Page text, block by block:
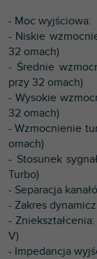
- Moc wyjściowa:
- Niskie
32 omach)
- Średnie
przy 32 omach)
- Wysokie
32 omach)
- Wzmocnienie
omach)
- Stosunek
Turbo)
- Separacja
- Zakres
-
V)
- Impedancja